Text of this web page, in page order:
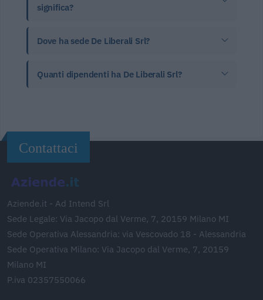
significa?
Dove ha sede De Liberali Srl?
Quanti dipendenti ha De Liberali Srl?
Contattaci
Aziende.it - Ad Intend Srl
Sede Legale: Via Jacopo dal Verme, 7, 20159 Milano MI
Sede Operativa Alessandria: via Vescovado 18 - Alessandria
Sede Operativa Milano: Via Jacopo dal Verme, 7, 20159
Milano MI
P.iva 02357550066